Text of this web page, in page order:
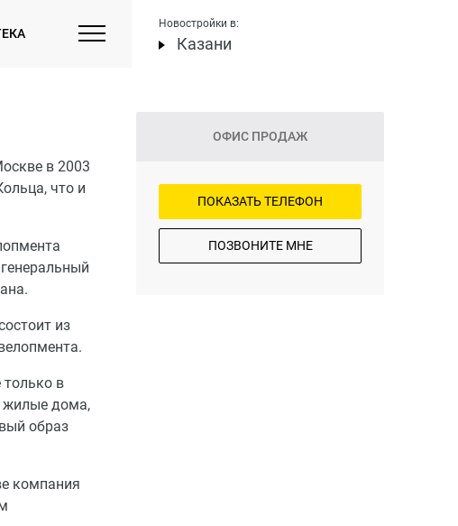
Новостройки в:
Казани
в 2003
что и
из
только в
жилые дома,
образ
компания
ОФИС ПРОДАЖ
ПОКАЗАТЬ ТЕЛЕФОН
ПОЗВОНИТЕ МНЕ